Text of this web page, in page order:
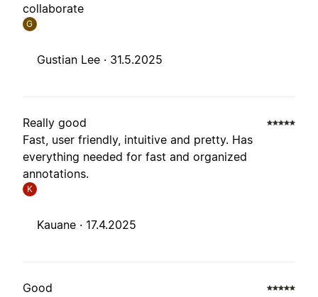
collaborate
G
Gustian Lee · 31.5.2025
Really good
Fast, user friendly, intuitive and pretty. Has
everything needed for fast and organized
annotations.
K
Kauane · 17.4.2025
Good